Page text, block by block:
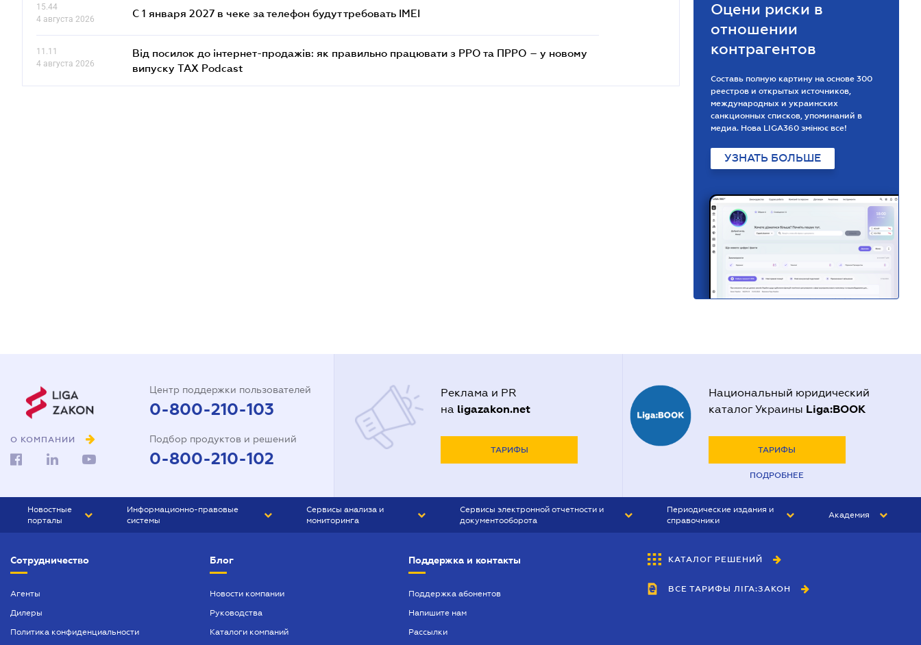
15.44
4 августа 2026
С 1 января 2027 в чеке за телефон будут требовать IMEI
11.11
4 августа 2026
Від посилок до інтернет-продажів: як правильно працювати з РРО та ПРРО – у новому
випуску TAX Podcast
Оцени риски в
отношении
контрагентов
Составь полную картину на основе 300
реестров и открытых источников,
международных и украинских
санкционных списков, упоминаний в
медиа. Нова LIGA360 змінює все!
УЗНАТЬ БОЛЬШЕ
О КОМПАНИИ
Центр поддержки пользователей
0-800-210-103
Подбор продуктов и решений
0-800-210-102
Реклама и PR
на ligazakon.net
ТАРИФЫ
Национальный юридический
каталог Украины Liga:BOOK
ТАРИФЫ
ПОДРОБНЕЕ
Новостные
порталы
БИЗНЕС
Информационно-правовые
системы
БУХГАЛТЕР ПРОФ
ЮРИСТ ПРОФ
Сервисы анализа и
мониторинга
Сервисы электронной отчетности и
документооборота
Периодические издания и
справочники
БУХГАЛТЕР&ЗАКОН
ВЕСТНИК МСФО
Академия
Сотрудничество
Агенты
Дилеры
Политика конфиденциальности
Блог
Новости компании
Руководства
Каталоги компаний
Поддержка и контакты
Поддержка абонентов
Напишите нам
Рассылки
КАТАЛОГ РЕШЕНИЙ
ВСЕ ТАРИФЫ ЛІГА:ЗАКОН